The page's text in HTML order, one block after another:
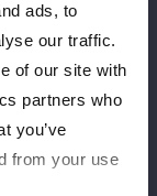
ads, to
our traffic.
of our site with
partners who
you’ve
from your use
エマと古沢稀
初めてとなる。
初勝利を挙げて